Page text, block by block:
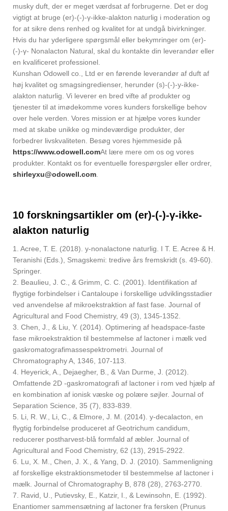
musky duft, der er meget værdsat af forbrugerne. Det er dog
vigtigt at bruge (er)-(-)-γ-ikke-alakton naturlig i moderation og
for at sikre dens renhed og kvalitet for at undgå bivirkninger.
Hvis du har yderligere spørgsmål eller bekymringer om (er)-
(-)-γ- Nonalacton Natural, skal du kontakte din leverandør eller
en kvalificeret professionel.
Kunshan Odowell co., Ltd er en førende leverandør af duft af
høj kvalitet og smagsingredienser, herunder (s)-(-)-y-ikke-
alakton naturlig. Vi leverer en bred vifte af produkter og
tjenester til at imødekomme vores kunders forskellige behov
over hele verden. Vores mission er at hjælpe vores kunder
med at skabe unikke og mindeværdige produkter, der
forbedrer livskvaliteten. Besøg vores hjemmeside på
https://www.odowell.comAt lære mere om os og vores
produkter. Kontakt os for eventuelle forespørgsler eller ordrer,
shirleyxu@odowell.com
10 forskningsartikler om (er)-(-)-γ-ikke-
alakton naturlig
1. Acree, T. E. (2018). y-nonalactone naturlig. I T. E. Acree & H.
Teranishi (Eds.), Smagskemi: tredive års fremskridt (s. 49-60).
Springer.
2. Beaulieu, J. C., & Grimm, C. C. (2001). Identifikation af
flygtige forbindelser i Cantaloupe i forskellige udviklingsstadier
ved anvendelse af mikroekstraktion af fast fase. Journal of
Agricultural and Food Chemistry, 49 (3), 1345-1352.
3. Chen, J., & Liu, Y. (2014). Optimering af headspace-faste
fase mikroekstraktion til bestemmelse af lactoner i mælk ved
gaskromatografimassespektrometri. Journal of
Chromatography A, 1346, 107-113.
4. Heyerick, A., Dejaegher, B., & Van Durme, J. (2012).
Omfattende 2D -gaskromatografi af lactoner i rom ved hjælp af
en kombination af ionisk væske og polære søjler. Journal of
Separation Science, 35 (7), 833-839.
5. Li, R. W., Li, C., & Elmore, J. M. (2014). y-decalacton, en
flygtig forbindelse produceret af Geotrichum candidum,
reducerer postharvest-blå formfald af æbler. Journal of
Agricultural and Food Chemistry, 62 (13), 2915-2922.
6. Lu, X. M., Chen, J. X., & Yang, D. J. (2010). Sammenligning
af forskellige ekstraktionsmetoder til bestemmelse af lactoner i
mælk. Journal of Chromatography B, 878 (28), 2763-2770.
7. Ravid, U., Putievsky, E., Katzir, I., & Lewinsohn, E. (1992).
Enantiomer sammensætning af lactoner fra fersken (Prunus